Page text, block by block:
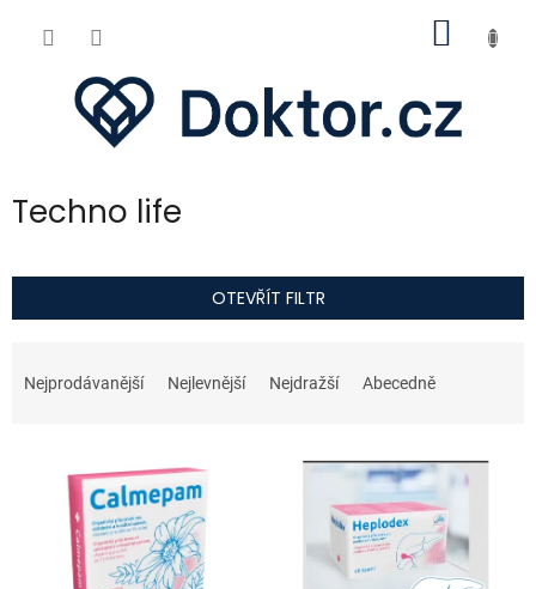
Techno life
OTEVŘÍT FILTR
aNejprodávanější Nejlevnější Nejdražší Abecedně